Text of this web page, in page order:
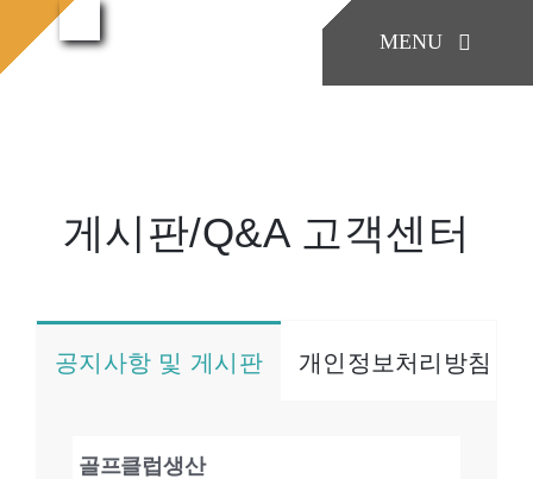
텐
MENU
COMPANY
게시판/Q&A 고객센터
공지사항 및 게시판 개인정보처리방침
골프클럽생산